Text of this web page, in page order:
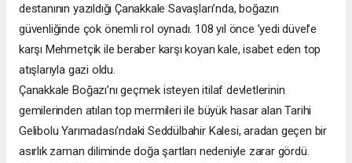
destanının yazıldığı Çanakkale Savaşları’nda, boğazın
güvenliğinde çok önemli rol oynadı. 108 yıl önce ’yedi düvel’e
karşı Mehmetçik ile beraber karşı koyan kale, isabet eden top
atışlarıyla gazi oldu.
Çanakkale Boğazı’nı geçmek isteyen itilaf devletlerinin
gemilerinden atılan top mermileri ile büyük hasar alan Tarihi
Gelibolu Yarımadası’ndaki Seddülbahir Kalesi, aradan geçen bir
asırlık zaman diliminde doğa şartları nedeniyle zarar gördü.